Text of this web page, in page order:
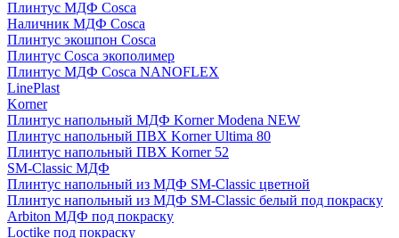
Плинтус МДФ Cosca
Наличник МДФ Cosca
Плинтус экошпон Cosca
Плинтус Cosca экополимер
Плинтус МДФ Cosca NANOFLEX
LinePlast
Korner
Плинтус напольный МДФ Korner Modena NEW
Плинтус напольный ПВХ Korner Ultima 80
Плинтус напольный ПВХ Korner 52
SM-Classic МДФ
Плинтус напольный из МДФ SM-Classic цветной
Плинтус напольный из МДФ SM-Classic белый под покраску
Arbiton МДФ под покраску
Loctike под покраску